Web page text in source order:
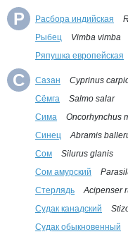
Р Расбора индийская
Рыбец
Vimba vimba
Ряпушка европейская
С Сазан
Cyprinus
Сёмга
Salmo salar
Сима
Oncorhynchus
Синец
Abramis
Сом
Silurus glanis
Сом амурский
Стерлядь
Acipenser
Судак канадский
Судак обыкновенный